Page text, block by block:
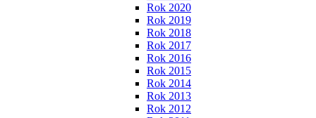
Rok 2020
Rok 2019
Rok 2018
Rok 2017
Rok 2016
Rok 2015
Rok 2014
Rok 2013
Rok 2012